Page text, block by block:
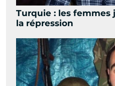
Turquie : les
la répression